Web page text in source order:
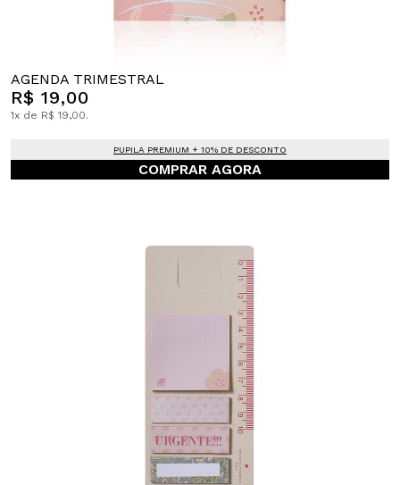
AGENDA TRIMESTRAL
R$ 19,00
1x de R$ 19,00.
PUPILA PREMIUM + 10% DE DESCONTO
COMPRAR AGORA